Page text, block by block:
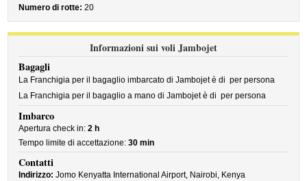
Numero di rotte: 20
Informazioni sui voli Jambojet
Bagagli
La Franchigia per il bagaglio imbarcato di Jambojet è di per persona
La Franchigia per il bagaglio a mano di Jambojet è di per persona
Imbarco
Apertura check in:2 h
Tempo limite di accettazione:30 min
Contatti
Indirizzo: Jomo Kenyatta International Airport, Nairobi, Kenya